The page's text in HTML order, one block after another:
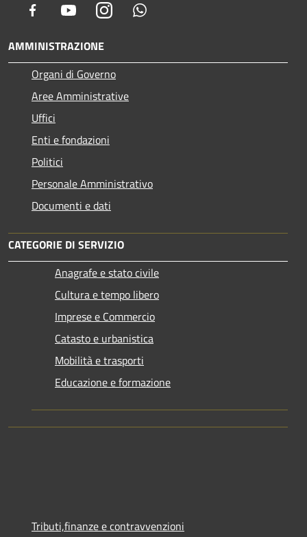
Facebook YoutubeInstagram
AMMINISTRAZIONE
Organi di Governo
Aree Amministrative
Uffici
Enti e fondazioni
Politici
Personale Amministrativo
Documenti e dati
CATEGORIE DI SERVIZIO
Anagrafe e stato civile
Cultura e tempo libero
Imprese e Commercio
Catasto e urbanistica
Mobilità e trasporti
Educazione e formazione
Tributi,finanze e contravvenzioni